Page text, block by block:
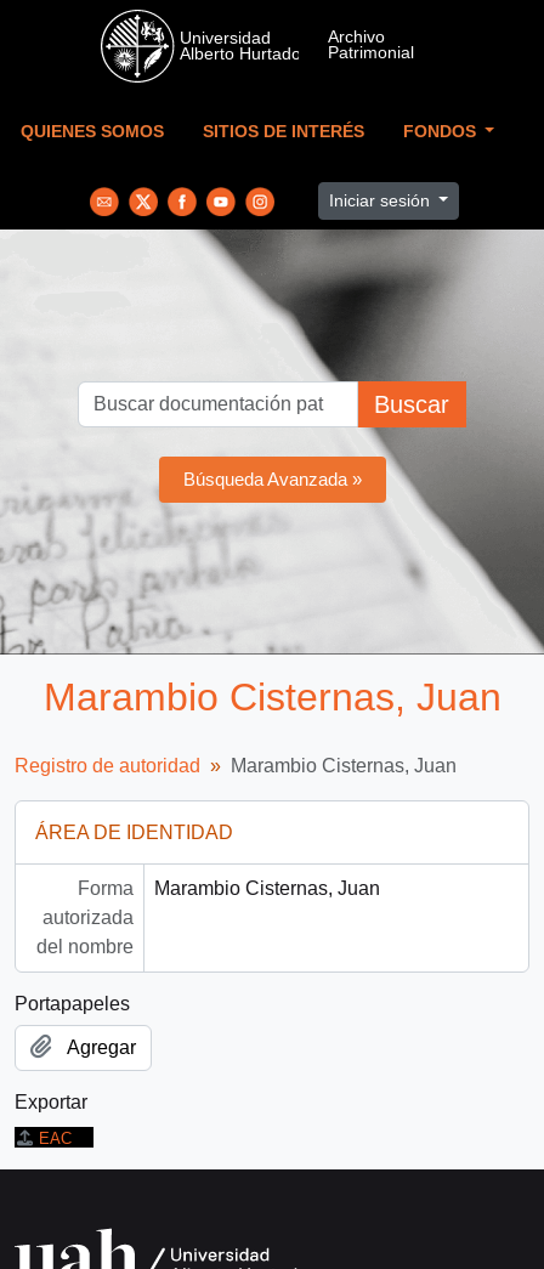
Skip to main content
QUIENES SOMOS SITIOS DE INTERÉS FONDOS
Iniciar sesión
Buscar
Búsqueda Avanzada »
Marambio Cisternas, Juan
Registro de autoridad Marambio Cisternas, Juan
ÁREA DE IDENTIDAD
Forma
autorizada
del nombre
Marambio Cisternas, Juan
Portapapeles
Agregar
Exportar
EAC